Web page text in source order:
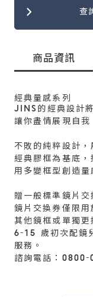
查
商品資訊
經典量感系列
JINS的經典設計
讓你盡情展現自我
不敗的純粹設計，
經典膠框為基底，
用多變框型創造量
贈一般標準鏡片
鏡片交換券僅限用
其他鏡框或單獨更
6-15 歲初次配鏡
服務。
諮詢電話：